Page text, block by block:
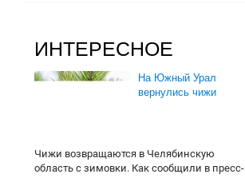
ИНТЕРЕСНОЕ
На Южный Урал
вернулись чижи
Чижи возвращаются в Челябинскую
область с зимовки. Как сообщили в пресс-